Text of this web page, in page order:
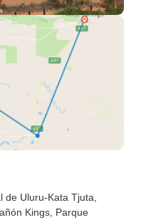
de Uluru-Kata Tjuta
Kings , Parque